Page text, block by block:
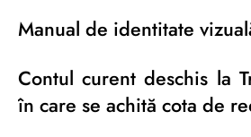
Manual de identitate
Contul curent deschis la
în care se achită cota de